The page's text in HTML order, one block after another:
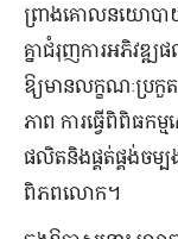
ព្រាងគោលនយោបា
គ្នាជំរុញការអភិវឌ្ឍផ
ឱ្យមានលក្ខណៈប្រកួត
ភាព ការធ្វើពិពិធកម្
ផលិតនិងផ្គត់ផ្គង់ចម្
ពិភពលោក។